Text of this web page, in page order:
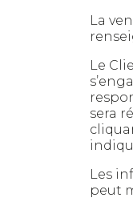
La
Le
sera
Les
peut